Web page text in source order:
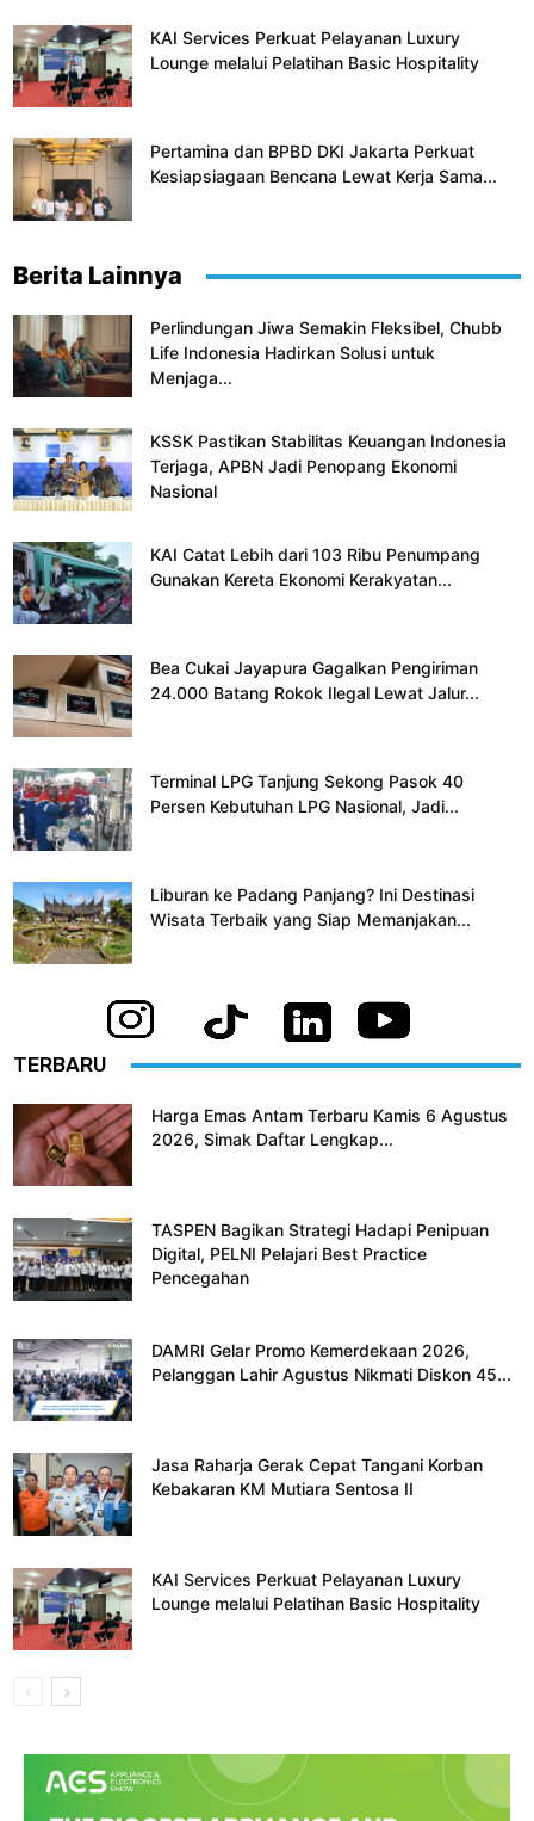
KAI Services Perkuat Pelayanan Luxury
Lounge melalui Pelatihan Basic Hospitality
Pertamina dan BPBD DKI Jakarta Perkuat
Kesiapsiagaan Bencana Lewat Kerja Sama...
Berita Lainnya
Perlindungan Jiwa Semakin Fleksibel, Chubb
Life Indonesia Hadirkan Solusi untuk
Menjaga...
KSSK Pastikan Stabilitas Keuangan Indonesia
Terjaga, APBN Jadi Penopang Ekonomi
Nasional
KAI Catat Lebih dari 103 Ribu Penumpang
Gunakan Kereta Ekonomi Kerakyatan...
Bea Cukai Jayapura Gagalkan Pengiriman
24.000 Batang Rokok Ilegal Lewat Jalur...
Terminal LPG Tanjung Sekong Pasok 40
Persen Kebutuhan LPG Nasional, Jadi...
Liburan ke Padang Panjang? Ini Destinasi
Wisata Terbaik yang Siap Memanjakan...
TERBARU
Harga Emas Antam Terbaru Kamis 6 Agustus
2026, Simak Daftar Lengkap...
TASPEN Bagikan Strategi Hadapi Penipuan
Digital, PELNI Pelajari Best Practice
Pencegahan
DAMRI Gelar Promo Kemerdekaan 2026,
Pelanggan Lahir Agustus Nikmati Diskon 45...
Jasa Raharja Gerak Cepat Tangani Korban
Kebakaran KM Mutiara Sentosa II
KAI Services Perkuat Pelayanan Luxury
Lounge melalui Pelatihan Basic Hospitality